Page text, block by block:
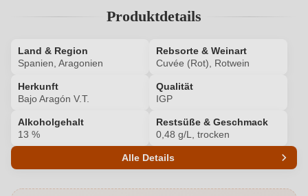
Produktdetails
Land & Region
Spanien, Aragonien
Rebsorte & Weinart
Cuvée (Rot), Rotwein
Herkunft
Bajo Aragón V.T.
Qualität
IGP
Alkoholgehalt
13 %
Restsüße & Geschmack
0,48 g/L, trocken
Alle Details